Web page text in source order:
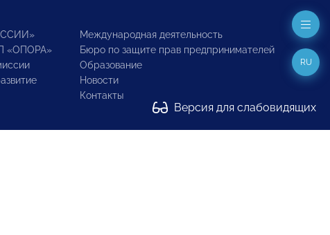
«ОПОРА»
Международная деятельность
Бюро по защите прав предпринимателей
Образование
Новости
Контакты
Версия для слабовидящих
RU